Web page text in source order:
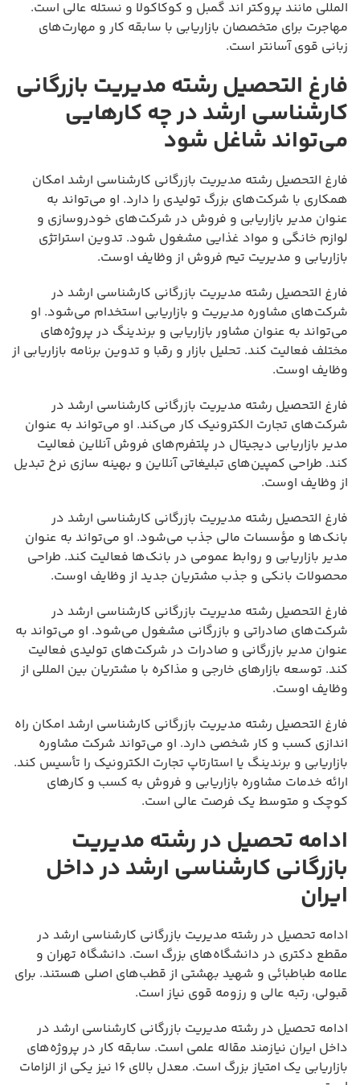
المللی مانند پروکتر اند گمبل و کوکاکولا و نستله عالی است.
مهاجرت برای متخصصان بازاریابی با سابقه کار و مهارت‌های
زبانی قوی آسانتر است.
فارغ التحصیل رشته مدیریت بازرگانی
کارشناسی ارشد در چه کارهایی
می‌تواند شاغل شود
فارغ التحصیل رشته مدیریت بازرگانی کارشناسی ارشد امکان
همکاری با شرکت‌های بزرگ تولیدی را دارد. او می‌تواند به
عنوان مدیر بازاریابی و فروش در شرکت‌های خودروسازی و
لوازم خانگی و مواد غذایی مشغول شود. تدوین استراتژی
بازاریابی و مدیریت تیم فروش از وظایف اوست.
فارغ التحصیل رشته مدیریت بازرگانی کارشناسی ارشد در
شرکت‌های مشاوره مدیریت و بازاریابی استخدام می‌شود. او
می‌تواند به عنوان مشاور بازاریابی و برندینگ در پروژه‌های
مختلف فعالیت کند. تحلیل بازار و رقبا و تدوین برنامه بازاریابی از
وظایف اوست.
فارغ التحصیل رشته مدیریت بازرگانی کارشناسی ارشد در
شرکت‌های تجارت الکترونیک کار می‌کند. او می‌تواند به عنوان
مدیر بازاریابی دیجیتال در پلتفرم‌های فروش آنلاین فعالیت
کند. طراحی کمپین‌های تبلیغاتی آنلاین و بهینه سازی نرخ تبدیل
از وظایف اوست.
فارغ التحصیل رشته مدیریت بازرگانی کارشناسی ارشد در
بانک‌ها و مؤسسات مالی جذب می‌شود. او می‌تواند به عنوان
مدیر بازاریابی و روابط عمومی در بانک‌ها فعالیت کند. طراحی
محصولات بانکی و جذب مشتریان جدید از وظایف اوست.
فارغ التحصیل رشته مدیریت بازرگانی کارشناسی ارشد در
شرکت‌های صادراتی و بازرگانی مشغول می‌شود. او می‌تواند به
عنوان مدیر بازرگانی و صادرات در شرکت‌های تولیدی فعالیت
کند. توسعه بازارهای خارجی و مذاکره با مشتریان بین المللی از
وظایف اوست.
فارغ التحصیل رشته مدیریت بازرگانی کارشناسی ارشد امکان راه
اندازی کسب و کار شخصی دارد. او می‌تواند شرکت مشاوره
بازاریابی و برندینگ یا استارتاپ تجارت الکترونیک را تأسیس کند.
ارائه خدمات مشاوره بازاریابی و فروش به کسب و کارهای
کوچک و متوسط یک فرصت عالی است.
ادامه تحصیل در رشته مدیریت
بازرگانی کارشناسی ارشد در داخل
ایران
ادامه تحصیل در رشته مدیریت بازرگانی کارشناسی ارشد در
مقطع دکتری در دانشگاه‌های بزرگ است. دانشگاه تهران و
علامه طباطبائی و شهید بهشتی از قطب‌های اصلی هستند. برای
قبولی، رتبه عالی و رزومه قوی نیاز است.
ادامه تحصیل در رشته مدیریت بازرگانی کارشناسی ارشد در
داخل ایران نیازمند مقاله علمی است. سابقه کار در پروژه‌های
بازاریابی یک امتیاز بزرگ است. معدل بالای ۱۶ نیز یکی از الزامات